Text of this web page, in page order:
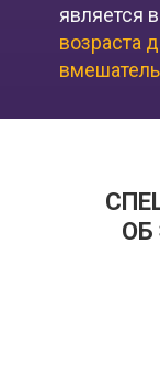
является
возраста
ОБ